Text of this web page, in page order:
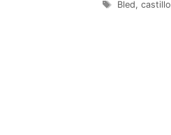
Etiquetas
Bled, castillo